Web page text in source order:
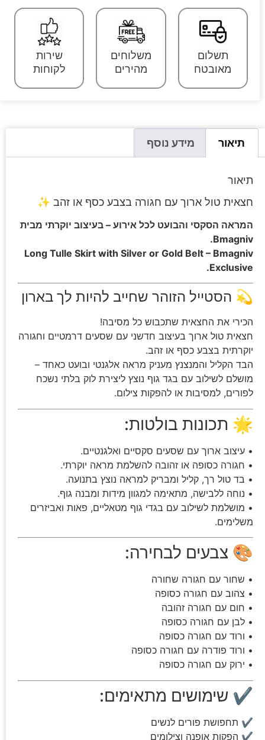
תשלום
מאובטח
משלוחים
מהירים
שירות
לקוחות
תיאור מידע נוסף
תיאור
חצאית טול ארוך עם חגורה בצבע כסף או זהב ✨
המראה הסקסי והבועט לכל אירוע – בעיצוב יוקרתי מבית
Bmagniv.
Long Tulle Skirt with Silver or Gold Belt – Bmagniv
Exclusive.
💫 הסטייל הזוהר שחייב להיות לך בארון
הכירי את החצאית שתכבוש כל מסיבה!
חצאית טול ארוך בעיצוב חדשני עם שסעים דרמטיים וחגורה
יוקרתית בצבע כסף או זהב.
הבד הקליל והמנצנץ מעניק מראה אלגנטי ובועט כאחד –
מושלם לשילוב עם בגד גוף נוצץ ליצירת לוק בלתי נשכח
לפורים, למסיבות או להפקות צילום.
🌟 תכונות בולטות:
• עיצוב ארוך עם שסעים סקסיים ואלגנטיים.
• חגורה כסופה או זהובה להשלמת מראה יוקרתי.
• בד טול רך, קליל ומבריק למראה נוצץ בתנועה.
• נוחה ללבישה, מתאימה למגוון מידות ומבנה גוף.
• מושלמת לשילוב עם בגדי גוף מטאליים, פאות ואביזרים
משלימים.
🎨 צבעים לבחירה:
• שחור עם חגורה שחורה
• צהוב עם חגורה כסופה
• חום עם חגורה זהובה
• לבן עם חגורה כסופה
• ורוד עם חגורה כסופה
• ורוד פודרה עם חגורה כסופה
• ירוק עם חגורה כסופה
✔ שימושים מתאימים:
✔ תחפושת פורים לנשים
✔ הפקות אופנה וצילומים